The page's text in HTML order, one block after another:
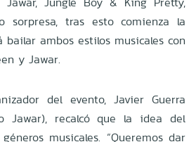
sorpresa, tras esto comienza la
bailar ambos estilos musicales con
y Jawar.
del evento, Javier Guerra
Jawar), recalcó que la idea del
musicales. “Queremos dar